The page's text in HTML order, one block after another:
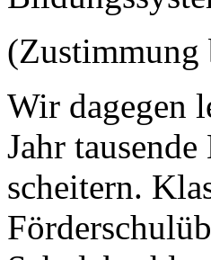
Wir dagegen
Jahr
scheitern.